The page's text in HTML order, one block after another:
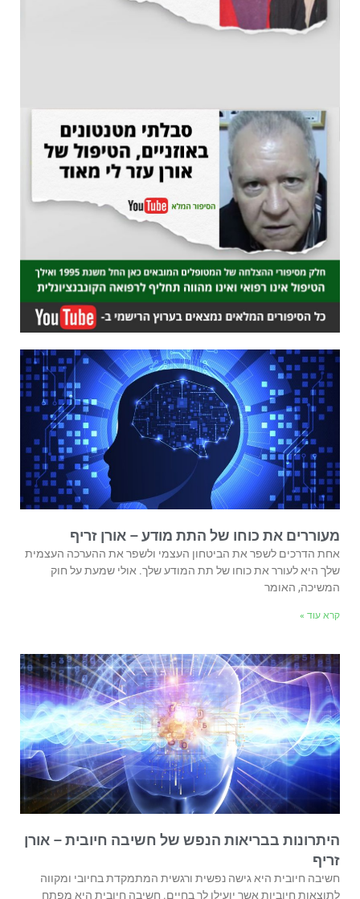
מעוררים את כוחו של התת מודע – אורן זריף
אחת הדרכים לשפר את הביטחון העצמי ולשפר את ההערכה העצמית
שלך היא לעורר את כוחו של תת המודע שלך. אולי שמעת על חוק
המשיכה, האומר
קרא עוד »
היתרונות בבריאות הנפש של חשיבה חיובית – אורן
זריף
חשיבה חיובית היא גישה נפשית ורגשית המתמקדת בחיובי ומקווה
לתוצאות חיוביות אשר יועילו לך בחיים. חשיבה חיובית היא מפתח